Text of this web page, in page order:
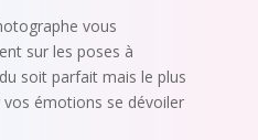
vous
sur les poses à
soit parfait mais le plus
émotions se dévoiler